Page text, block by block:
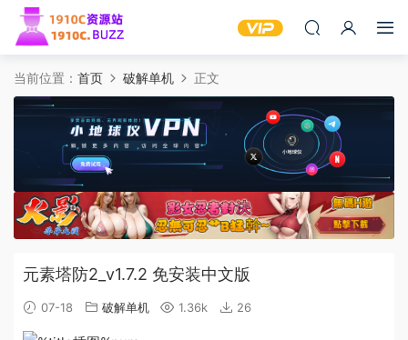
当前位置： 首页 破解单机 正文
元素塔防2_v1.7.2 免安装中文版
07-18 破解单机 1.36k 26